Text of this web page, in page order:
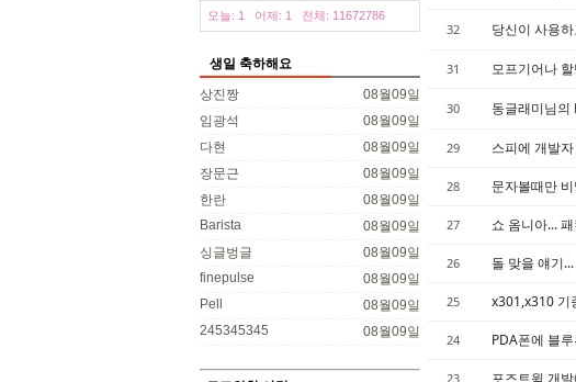
오늘: 1 어제: 1 전체: 11672786
생일 축하해요
08월09일
상진짱
08월09일
임광석
08월09일
다현
08월09일
장문근
08월09일
한란
08월09일
Barista
08월09일
싱글벙글
08월09일
finepulse
08월09일
Pell
08월09일
245345345
32 당신이 사용
31 모프기어나
30 동글래미님의
29 스피에 개발
28 문자볼때만
27 쇼 옴니아...
26 돌 맞을 얘기...
25 x301,x310 기
24 PDA폰에 블
23 포즈트윅 개